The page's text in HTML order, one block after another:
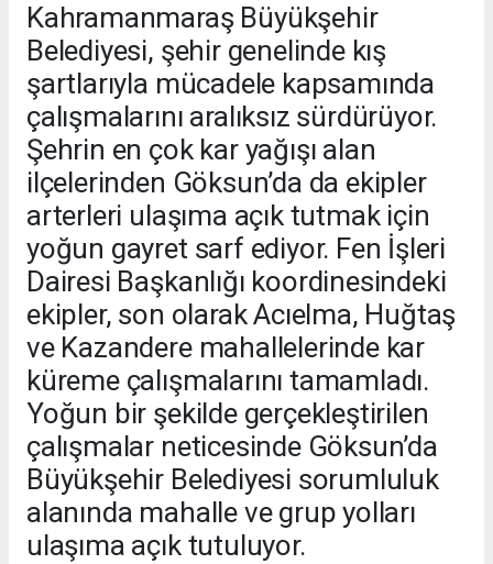
Kahramanmaraş Büyükşehir
Belediyesi, şehir genelinde kış
şartlarıyla mücadele kapsamında
çalışmalarını aralıksız sürdürüyor.
Şehrin en çok kar yağışı alan
ilçelerinden Göksun’da da ekipler
arterleri ulaşıma açık tutmak için
yoğun gayret sarf ediyor. Fen İşleri
Dairesi Başkanlığı koordinesindeki
ekipler, son olarak Acıelma, Huğtaş
ve Kazandere mahallelerinde kar
küreme çalışmalarını tamamladı.
Yoğun bir şekilde gerçekleştirilen
çalışmalar neticesinde Göksun’da
Büyükşehir Belediyesi sorumluluk
alanında mahalle ve grup yolları
ulaşıma açık tutuluyor.